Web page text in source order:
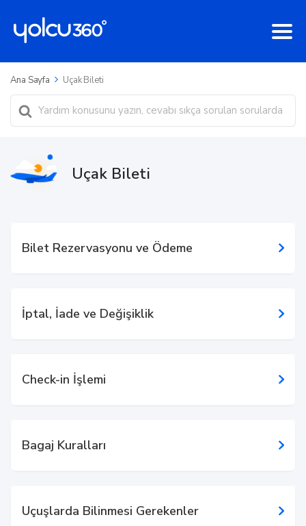
Ana Sayfa Uçak Bileti
Ara
Uçak Bileti
Bilet Rezervasyonu ve Ödeme
İptal, İade ve Değişiklik
Check-in İşlemi
Bagaj Kuralları
Uçuşlarda Bilinmesi Gerekenler